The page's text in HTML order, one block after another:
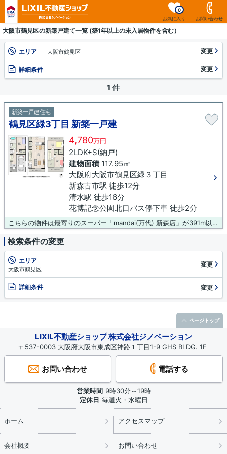
お気に入り
0
お問い合わせ
大阪市鶴見区の新築戸建て一覧 (築1年以上の未入居物件を含む）
エリア 大阪市鶴見区 変更
詳細条件 変更
1 件
新築一戸建住宅
鶴見区緑3丁目 新築一戸建
4,780万円
2LDK+S(納戸)
建物面積117.95㎡
大阪府大阪市鶴見区緑３丁目
新森古市駅 徒歩12分
清水駅 徒歩16分
花博記念公園北口バス停下車 徒歩2分
こちらの物件は最寄りのスーパー「mandai(万代) 新森店」が391m以内にあります！内外装共に綺麗な新築戸建ての物件はいかがでしょうか！大阪市鶴見区内の不動産情報をより求めるのであれば、お気軽に当社までご連絡ください！お問い合わせは、お電話またはメールから承っております(^^)
検索条件の変更
エリア
大阪市鶴見区
変更
詳細条件 変更
LIXIL不動産ショップ 株式会社ジノベーション
〒537-0003 大阪府大阪市東成区神路１丁目1-9 GHS BLDG. 1F
お問い合わせ 電話する
営業時間 9時30分～19時
定休日 毎週火・水曜日
ホーム アクセスマップ
会社概要 お問い合わせ
ページトップ